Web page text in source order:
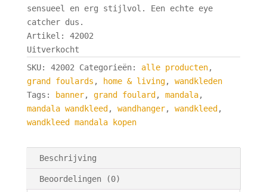
sensueel en erg stijlvol. Een echte eye
catcher dus.
Artikel: 42002
Uitverkocht
SKU: 42002 Categorieën: alle producten,
grand foulards , home & living, wandkleden
Tags:
banner, grand foulard , mandala,
mandala wandkleed , wandhanger, wandkleed ,
wandkleed mandala kopen
Beschrijving
Beoordelingen (0)